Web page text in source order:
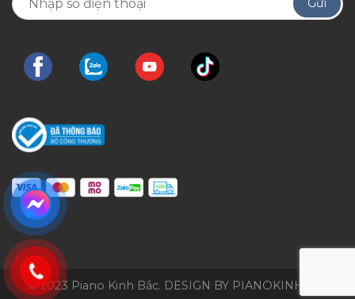
© 2023 Piano Kinh Bắc. DESIGN BY PIANOKINHBAC